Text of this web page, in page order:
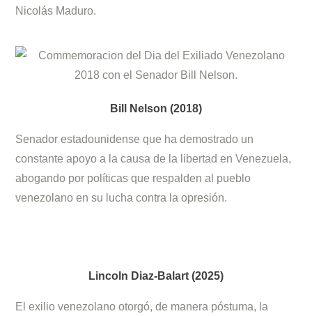
Nicolás Maduro.
Bill Nelson (2018)
Senador estadounidense que ha demostrado un
constante apoyo a la causa de la libertad en Venezuela,
abogando por políticas que respalden al pueblo
venezolano en su lucha contra la opresión.
Lincoln Diaz-Balart (2025)
El exilio venezolano otorgó, de manera póstuma, la